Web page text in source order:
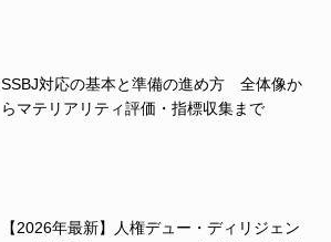
SSBJ対応の基本と準備の進め方 全体像か
らマテリアリティ評価・指標収集まで
【2026年最新】人権デュー・ディリジェン